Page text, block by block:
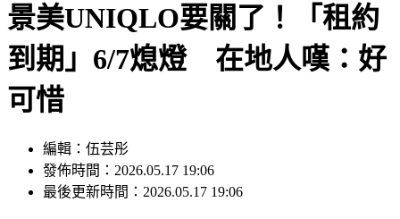
景美UNIQLO要關了！「租約
到期」6/7熄燈 在地人嘆：好
可惜
編輯：伍芸彤
發佈時間：2026.05.17 19:06
最後更新時間：2026.05.17 19:06